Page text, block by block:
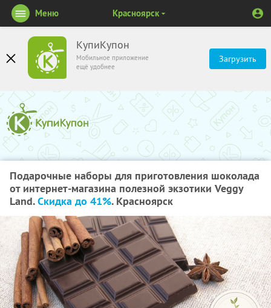
КупиКупон
Мобильное приложение
ещё удобнее
Загрузить
Меню Красноярск
Подарочные наборы для приготовления шоколада
от интернет-магазина полезной экзотики Veggy
Land.Скидка до 41%. Красноярск